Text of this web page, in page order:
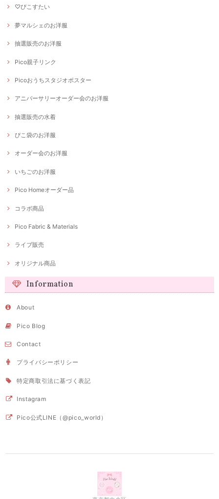
♡ぴこすたい
夢マルシェのお洋服
抽選販売のお洋服
Pico親子リンク
Picoおうちスタジオポスター
アニバーサリーオーダー会のお洋服
抽選販売の水着
ぴこ袋のお洋服
オーダー会のお洋服
いちごのお洋服
Pico Homeオーダー品
コラボ商品
Pico Fabric & Materials
ライブ販売
オリジナル商品
Information
About
Pico Blog
Contact
プライバシーポリシー
特定商取引法に基づく表記
Instagram
Pico公式LINE（@pico_world）